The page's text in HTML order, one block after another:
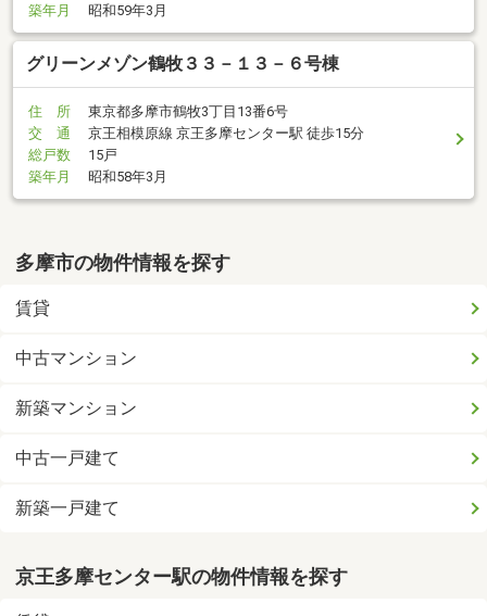
築年月
昭和59年3月
グリーンメゾン鶴牧３３－１３－６号棟
住 所
東京都多摩市鶴牧3丁目13番6号
交 通
京王相模原線 京王多摩センター駅 徒歩15分
総戸数
15戸
築年月
昭和58年3月
多摩市の物件情報を探す
賃貸
中古マンション
新築マンション
中古一戸建て
新築一戸建て
京王多摩センター駅の物件情報を探す